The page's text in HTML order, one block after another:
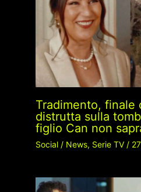
Tradimento, finale
distrutta sulla
figlio Can non
Social/ News, Serie TV/